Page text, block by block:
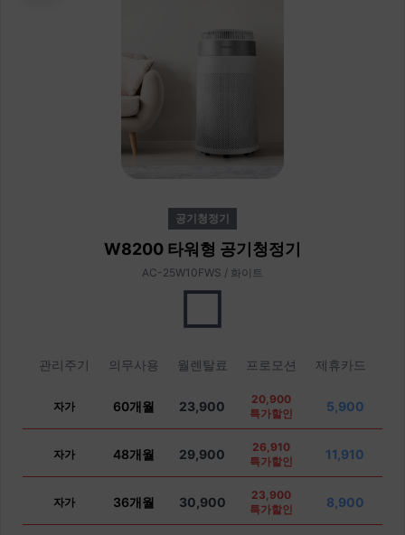
공기청정기
W8200 타워형 공기청정기
AC-25W10FWS / 화이트
관리주기 의무사용 월렌탈료 프로모션 제휴카드
자가 60개월 23,900
20,900
특가할인
5,900
자가 48개월 29,900
26,910
특가할인
11,910
자가 36개월 30,900
23,900
특가할인
8,900